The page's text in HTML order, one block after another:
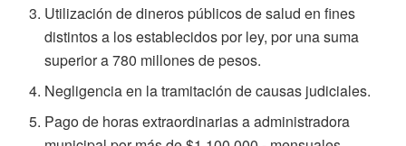
Utilización de dineros públicos de salud en fines
distintos a los establecidos por ley, por una suma
superior a 780 millones de pesos.
Negligencia en la tramitación de causas judiciales.
Pago de horas extraordinarias a administradora